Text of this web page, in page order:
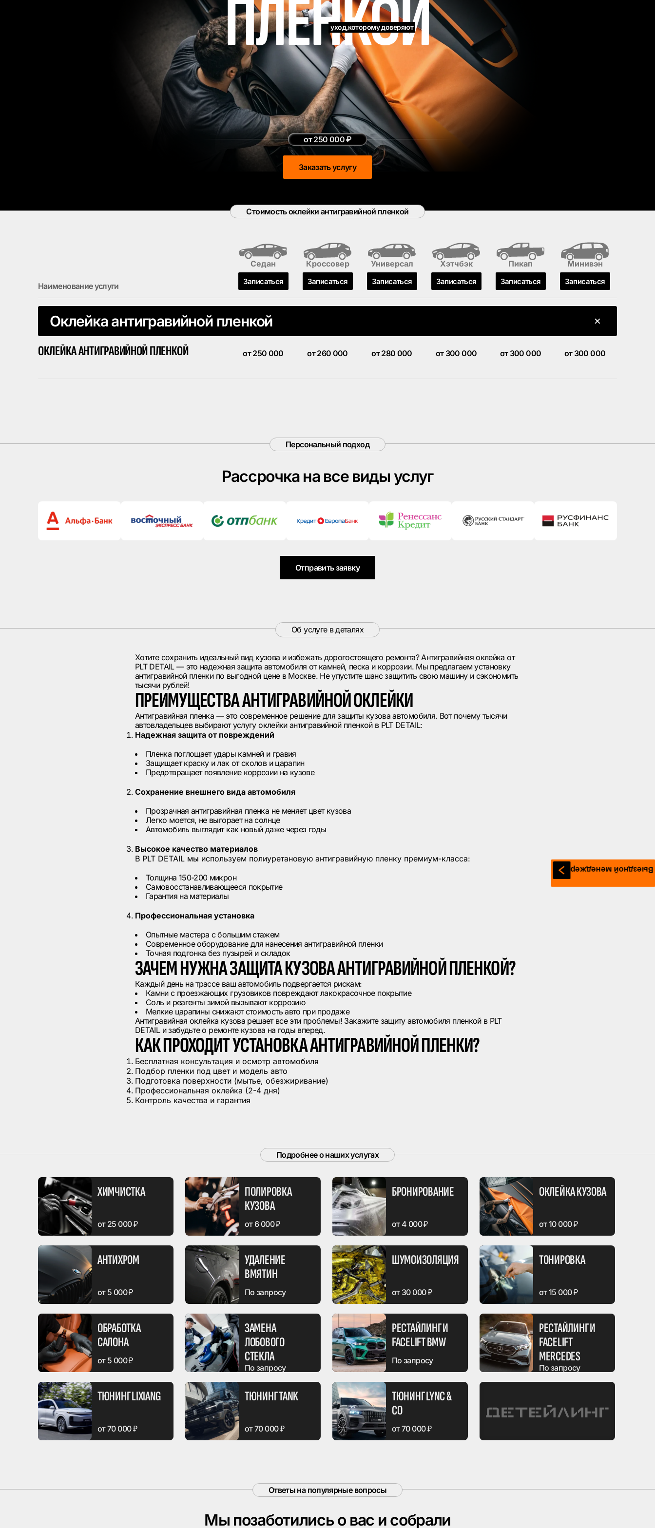
СТЕКЛА
По запросу
Выездной менеджер
ПЛЕНКОЙ
от 250 000 ₽
Заказать услугу
Стоимость оклейки антигравийной пленкой
Наименование услуги
Седан
Записаться
Кроссовер
Записаться
Универсал
Записаться
Хэтчбэк
Записаться
Пикап
Записаться
Минивэн
Записаться
Оклейка антигравийной пленкой
ОКЛЕЙКА АНТИГРАВИЙНОЙ ПЛЕНКОЙ от 250 000 от 260 000 от 280 000 от 300 000 от 300 000 от 300 000
Персональный подход
Рассрочка на все виды услуг
Отправить заявку
Об услуге в деталях
Хотите сохранить идеальный вид кузова и избежать дорогостоящего ремонта? Антигравийная оклейка от
PLT DETAIL — это надежная защита автомобиля от камней, песка и коррозии. Мы предлагаем установку
антигравийной пленки по выгодной цене в Москве. Не упустите шанс защитить свою машину и сэкономить
тысячи рублей!
ПРЕИМУЩЕСТВА АНТИГРАВИЙНОЙ ОКЛЕЙКИ
Антигравийная пленка — это современное решение для защиты кузова автомобиля. Вот почему тысячи
автовладельцев выбирают услугу оклейки антигравийной пленкой в PLT DETAIL:
Надежная защита от повреждений
Пленка поглощает удары камней и гравия
Защищает краску и лак от сколов и царапин
Предотвращает появление коррозии на кузове
Сохранение внешнего вида автомобиля
Прозрачная антигравийная пленка не меняет цвет кузова
Легко моется, не выгорает на солнце
Автомобиль выглядит как новый даже через годы
Высокое качество материалов
В PLT DETAIL мы используем полиуретановую антигравийную пленку премиум-класса:
Толщина 150-200 микрон
Самовосстанавливающееся покрытие
Гарантия на материалы
Профессиональная установка
Опытные мастера с большим стажем
Современное оборудование для нанесения антигравийной пленки
Точная подгонка без пузырей и складок
ЗАЧЕМ НУЖНА ЗАЩИТА КУЗОВА АНТИГРАВИЙНОЙ ПЛЕНКОЙ?
Каждый день на трассе ваш автомобиль подвергается рискам:
Камни с проезжающих грузовиков повреждают лакокрасочное покрытие
Соль и реагенты зимой вызывают коррозию
Мелкие царапины снижают стоимость авто при продаже
Антигравийная оклейка кузова решает все эти проблемы! Закажите защиту автомобиля пленкой в PLT
DETAIL и забудьте о ремонте кузова на годы вперед.
КАК ПРОХОДИТ УСТАНОВКА АНТИГРАВИЙНОЙ ПЛЕНКИ?
Бесплатная консультация и осмотр автомобиля
Подбор пленки под цвет и модель авто
Подготовка поверхности (мытье, обезжиривание)
Профессиональная оклейка (2-4 дня)
Контроль качества и гарантия
Подробнее о наших услугах
ХИМЧИСТКА
от 25 000 ₽
ПОЛИРОВКА
КУЗОВА
от 6 000 ₽
БРОНИРОВАНИЕ
от 4 000 ₽
ОКЛЕЙКА КУЗОВА
от 10 000 ₽
АНТИХРОМ
от 5 000 ₽
УДАЛЕНИЕ
ВМЯТИН
По запросу
ШУМОИЗОЛЯЦИЯ
от 30 000 ₽
ТОНИРОВКА
от 15 000 ₽
ОБРАБОТКА
САЛОНА
от 5 000 ₽
ЗАМЕНА
ЛОБОВОГО
СТЕКЛА
По запросу
РЕСТАЙЛИНГ И
FACELIFT BMW
По запросу
РЕСТАЙЛИНГ И
FACELIFT
MERCEDES
По запросу
ТЮНИНГ LIXIANG
от 70 000 ₽
ТЮНИНГ TANK
от 70 000 ₽
ТЮНИНГ LYNC &
CO
от 70 000 ₽
Ответы на популярные вопросы
Мы позаботились о вас и собрали